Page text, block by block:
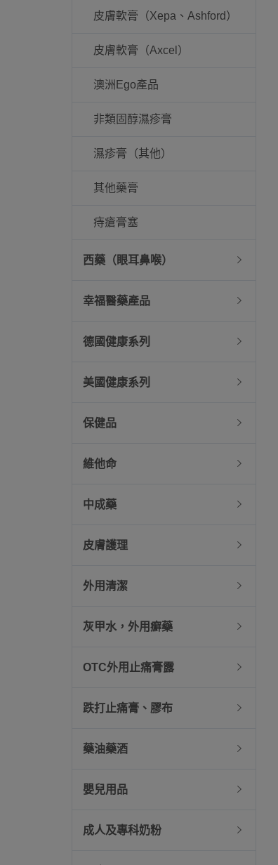
皮膚軟膏（Xepa、Ashford）
皮膚軟膏（Axcel）
澳洲Ego產品
非類固醇濕疹膏
濕疹膏（其他）
其他藥膏
痔瘡膏塞
西藥（眼耳鼻喉）
幸福醫藥產品
德國健康系列
美國健康系列
保健品
維他命
中成藥
皮膚護理
外用清潔
灰甲水，外用癬藥
OTC外用止痛膏露
跌打止痛膏、膠布
藥油藥酒
嬰兒用品
成人及專科奶粉